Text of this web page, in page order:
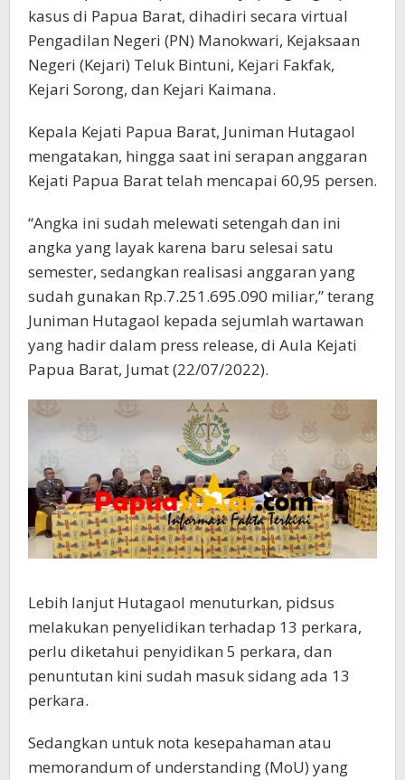
kasus di Papua Barat, dihadiri secara virtual
Pengadilan Negeri (PN) Manokwari, Kejaksaan
Negeri (Kejari) Teluk Bintuni, Kejari Fakfak,
Kejari Sorong, dan Kejari Kaimana.
Kepala Kejati Papua Barat, Juniman Hutagaol
mengatakan, hingga saat ini serapan anggaran
Kejati Papua Barat telah mencapai 60,95 persen.
“Angka ini sudah melewati setengah dan ini
angka yang layak karena baru selesai satu
semester, sedangkan realisasi anggaran yang
sudah gunakan Rp.7.251.695.090 miliar,” terang
Juniman Hutagaol kepada sejumlah wartawan
yang hadir dalam press release, di Aula Kejati
Papua Barat, Jumat (22/07/2022).
Lebih lanjut Hutagaol menuturkan, pidsus
melakukan penyelidikan terhadap 13 perkara,
perlu diketahui penyidikan 5 perkara, dan
penuntutan kini sudah masuk sidang ada 13
perkara.
Sedangkan untuk nota kesepahaman atau
memorandum of understanding (MoU) yang